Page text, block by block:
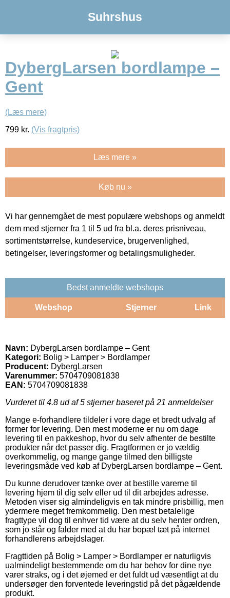
Suhrshus
DybergLarsen bordlampe –
Gent
(Læs mere)
799 kr. (Vis fragtpris)
Læs mere »
Køb nu »
Vi har gennemgået de mest populære webshops og anmeldt
dem med stjerner fra 1 til 5 ud fra bl.a. deres prisniveau,
sortimentstørrelse, kundeservice, brugervenlighed,
betingelser, leveringsformer og betalingsmuligheder.
Bedst anmeldte webshops
Webshop Stjerner Link
Navn: DybergLarsen bordlampe – Gent
Kategori: Bolig > Lamper > Bordlamper
Producent: DybergLarsen
Varenummer: 5704709081838
EAN: 5704709081838
Vurderet til 4.8 ud af 5 stjerner baseret på 21 anmeldelser
Mange e-forhandlere tildeler i vore dage et bredt udvalg af
former for levering. Den mest moderne er nu om dage
levering til en pakkeshop, hvor du selv afhenter de bestilte
produkter når det passer dig. Fragtformen er jo vældig
overkommelig, og mange gange tilmed den billigste
leveringsmåde ved køb af DybergLarsen bordlampe – Gent.
Du kunne derudover tænke over at bestille varerne til
levering hjem til dig selv eller ud til dit arbejdes adresse.
Metoden viser sig almindeligvis en tak mindre prisbillig, men
ydermere meget fremkommelig. Den mest betalelige
fragttype vil dog til enhver tid være at du selv henter ordren,
som jo står og falder med at du har bopæl tæt på internet
forhandlerens arbejdslager.
Fragttiden på Bolig > Lamper > Bordlamper er naturligvis
ualmindeligt bestemmende om du har behov for dine nye
varer straks, og i det øjemed er det fuldt ud væsentligt at du
undersøger den forventede leveringstid på det pågældende
produkt.